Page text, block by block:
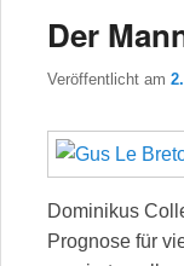
Der
Veröffentlicht am
Dominikus
Prognose für